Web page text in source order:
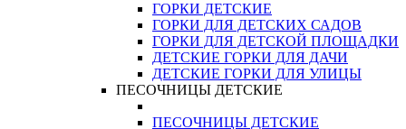
ГОРКИ ДЕТСКИЕ
ГОРКИ ДЛЯ ДЕТСКИХ САДОВ
ГОРКИ ДЛЯ ДЕТСКОЙ ПЛОЩАДКИ
ДЕТСКИЕ ГОРКИ ДЛЯ ДАЧИ
ДЕТСКИЕ ГОРКИ ДЛЯ УЛИЦЫ
ПЕСОЧНИЦЫ ДЕТСКИЕ
ПЕСОЧНИЦЫ ДЕТСКИЕ